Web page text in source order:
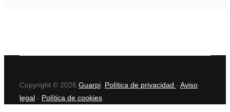
Copyright © 2026 Guarpi Política de privacidad - Aviso
legal - Política de cookies